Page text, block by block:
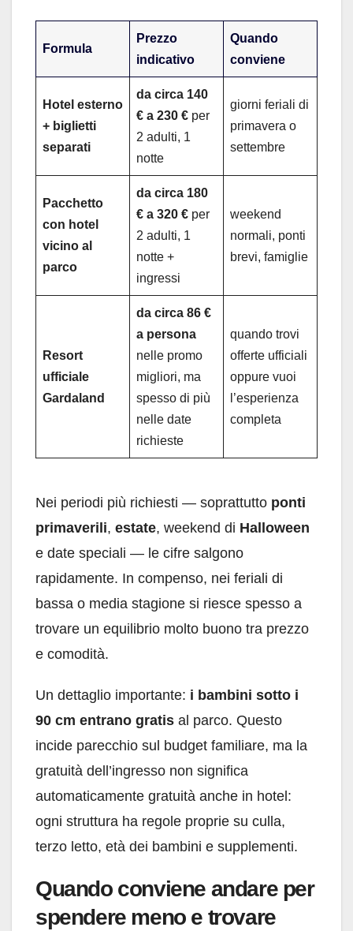
Formula
Prezzo
indicativo
Quando
conviene
Hotel esterno
+ biglietti
separati
da circa 140
€ a 230 € per
2 adulti, 1
notte
giorni feriali di
primavera o
settembre
Pacchetto
con hotel
vicino al
parco
da circa 180
€ a 320 € per
2 adulti, 1
notte +
ingressi
weekend
normali, ponti
brevi, famiglie
Resort
ufficiale
Gardaland
da circa 86 €
a persona
nelle promo
migliori, ma
spesso di più
nelle date
richieste
quando trovi
offerte ufficiali
oppure vuoi
l’esperienza
completa
Nei periodi più richiesti — soprattutto ponti
primaverili, estate, weekend di Halloween
e date speciali — le cifre salgono
rapidamente. In compenso, nei feriali di
bassa o media stagione si riesce spesso a
trovare un equilibrio molto buono tra prezzo
e comodità.
Un dettaglio importante: i bambini sotto i
90 cm entrano gratis al parco. Questo
incide parecchio sul budget familiare, ma la
gratuità dell’ingresso non significa
automaticamente gratuità anche in hotel:
ogni struttura ha regole proprie su culla,
terzo letto, età dei bambini e supplementi.
Quando conviene andare per
spendere meno e trovare